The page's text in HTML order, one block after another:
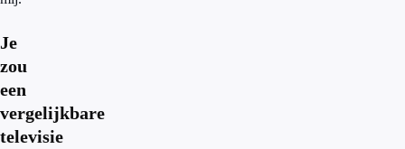
Je
zou
een
vergelijkbare
televisie